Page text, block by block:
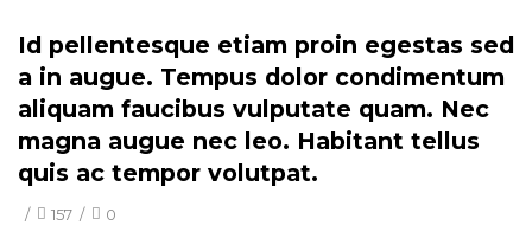
Id pellentesque etiam proin egestas sed
a in augue. Tempus dolor condimentum
aliquam faucibus vulputate quam. Nec
magna augue nec leo. Habitant tellus
quis ac tempor volutpat.
/ 157 / 0